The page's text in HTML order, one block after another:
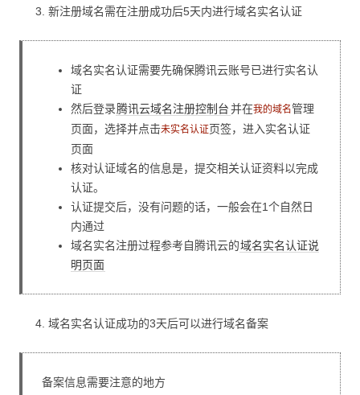
新注册域名需在注册成功后5天内进行域名实名认证
域名实名认证需要先确保腾讯云账号已进行实名认
证
然后登录腾讯云域名注册控制台并在我的域名管理
页面，选择并点击未实名认证页签，进入实名认证
页面
核对认证域名的信息是，提交相关认证资料以完成
认证。
认证提交后，没有问题的话，一般会在1个自然日
内通过
域名实名注册过程参考自腾讯云的域名实名认证说
明页面
域名实名认证成功的3天后可以进行域名备案
备案信息需要注意的地方